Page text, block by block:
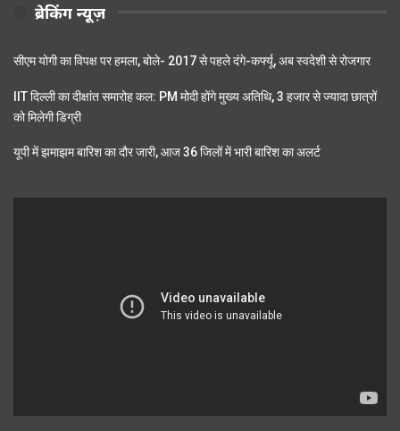
ब्रेकिंग न्यूज़
सीएम योगी का विपक्ष पर हमला, बोले- 2017 से पहले दंगे-कर्फ्यू, अब स्वदेशी से रोजगार
IIT दिल्ली का दीक्षांत समारोह कल: PM मोदी होंगे मुख्य अतिथि, 3 हजार से ज्यादा छात्रों
को मिलेगी डिग्री
यूपी में झमाझम बारिश का दौर जारी, आज 36 जिलों में भारी बारिश का अलर्ट